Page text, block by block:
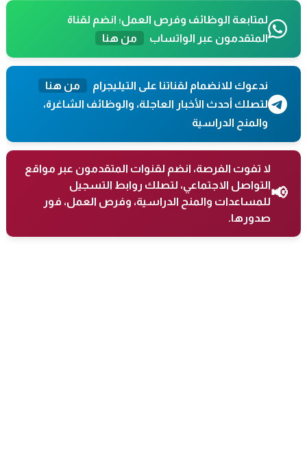
لمتابعة الوظائف وفرص العمل؛ انضم لقناة
المتقدمون عبر الواتساب
من هنا
ندعوك للانضمام لقناتنا على التيليجرام
من هنا
لتصلك أحدث الأخبار العاجلة، والوظائف الشاغرة،
والمنح الدراسية
📢
لا تفوت الفرصة، انضم لقنوات المتقدمون عبر مواقع
التواصل الاجتماعي، لتصلك روابط التسجيل
للمساعدات والمنح الدراسية، وفرص العمل، فور
صدورها.